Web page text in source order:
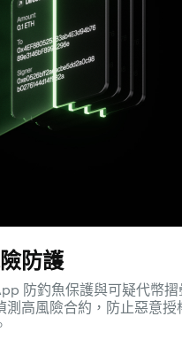
防護
防釣魚保護與可疑代幣摺
測高風險合約，防止惡意授